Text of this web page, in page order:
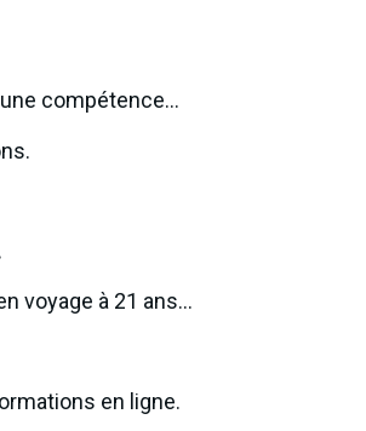
une compétence…
voyage à 21 ans…
en ligne.